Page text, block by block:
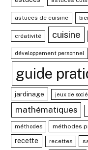
astuces de cuisine
créativité cuisine
développement personnel
guide
jardinage jeux de
mathématiques
méthodes méthodes
recette recettes